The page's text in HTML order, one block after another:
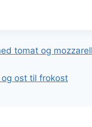
tomat og
ost til frokost